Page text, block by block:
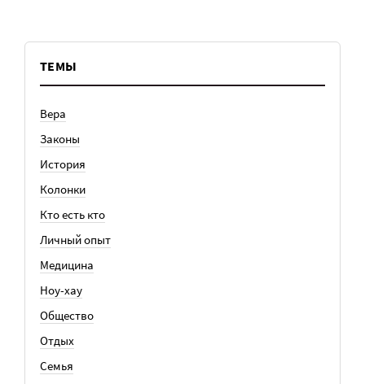
ТЕМЫ
Вера
Законы
История
Колонки
Кто есть кто
Личный опыт
Медицина
Ноу-хау
Общество
Отдых
Семья